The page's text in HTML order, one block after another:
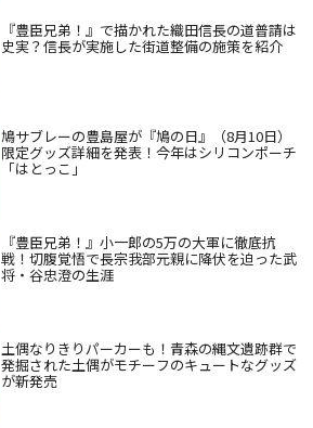
『豊臣兄弟！』で描かれた織田信長の道普請は
史実？信長が実施した街道整備の施策を紹介
鳩サブレーの豊島屋が『鳩の日』（8月10日）
限定グッズ詳細を発表！今年はシリコンポーチ
「はとっこ」
『豊臣兄弟！』小一郎の5万の大軍に徹底抗
戦！切腹覚悟で長宗我部元親に降伏を迫った武
将・谷忠澄の生涯
土偶なりきりパーカーも！青森の縄文遺跡群で
発掘された土偶がモチーフのキュートなグッズ
が新発売